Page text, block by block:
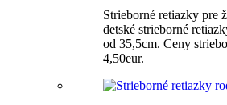
Strieborné retiazky pre
detské strieborné
od 35,5cm. Ceny
4,50eur.